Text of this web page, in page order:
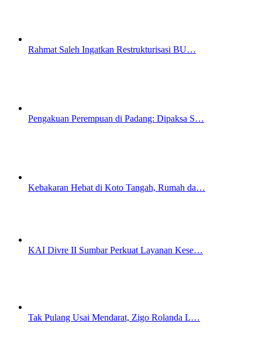
Rahmat Saleh Ingatkan Restrukturisasi BU…
Pengakuan Perempuan di Padang: Dipaksa S…
Kebakaran Hebat di Koto Tangah, Rumah da…
KAI Divre II Sumbar Perkuat Layanan Kese…
Tak Pulang Usai Mendarat, Zigo Rolanda L…